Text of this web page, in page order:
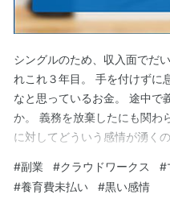
シングルのため、収入面でだ
れこれ３年目。 手を付けずに
なと思っているお金。 途中で
か。 義務を放棄したにも関わ
に対してどういう感情が湧く
ーい気持ちから始まってしま
現在事務歴23年目を迎えてお
#副業 #クラウドワークス #
#養育費未払い #黒い感情